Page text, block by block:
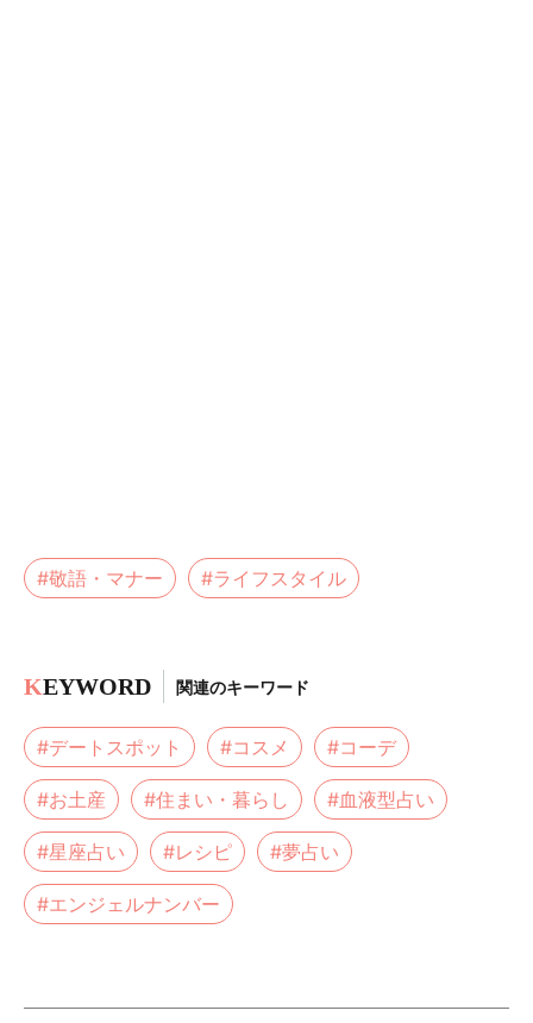
#敬語・マナー #ライフスタイル
KEYWORD 関連のキーワード
#デートスポット #コスメ #コーデ
#お土産 #住まい・暮らし #血液型占い
#星座占い #レシピ #夢占い
#エンジェルナンバー